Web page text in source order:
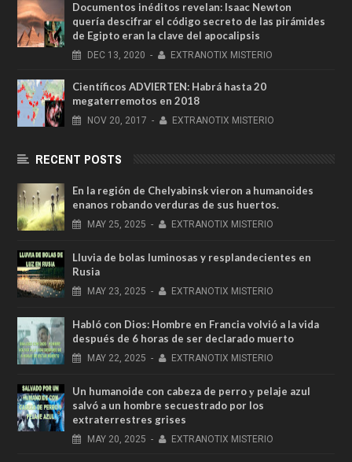
Documentos inéditos revelan: Isaac Newton
quería descifrar el código secreto de las pirámides
de Egipto eran la clave del apocalipsis
DEC 13, 2020 - EXTRANOTIX MISTERIO
Científicos ADVIERTEN: Habrá hasta 20
megaterremotos en 2018
NOV 20, 2017 - EXTRANOTIX MISTERIO
RECENT POSTS
En la región de Chelyabinsk vieron a humanoides
enanos robando verduras de sus huertos.
MAY 25, 2025 - EXTRANOTIX MISTERIO
Lluvia de bolas luminosas y resplandecientes en
Rusia
MAY 23, 2025 - EXTRANOTIX MISTERIO
Habló con Dios: Hombre en Francia volvió a la vida
después de 6 horas de ser declarado muerto
MAY 22, 2025 - EXTRANOTIX MISTERIO
Un humanoide con cabeza de perro у pelaje azul
salvó a un hombre secuestrado por los
extraterrestres grises
MAY 20, 2025 - EXTRANOTIX MISTERIO